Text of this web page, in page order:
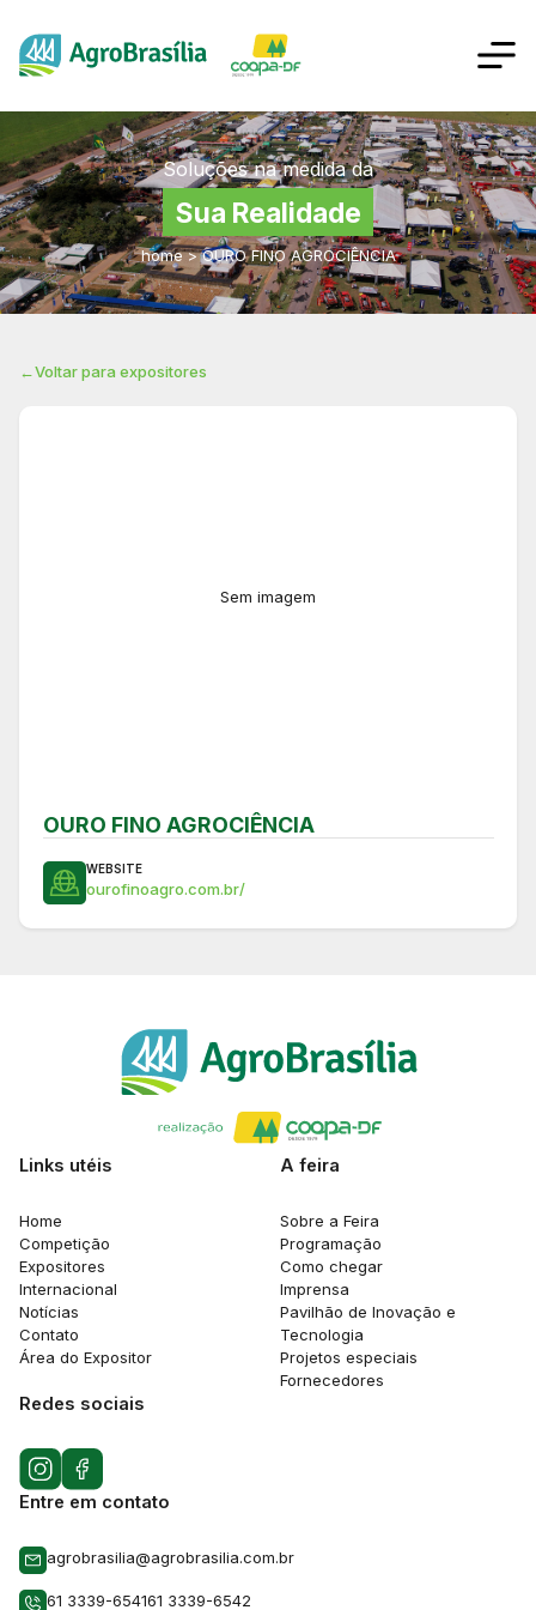
Soluções na medida da
Sua Realidade
home > OURO FINO AGROCIÊNCIA
←Voltar para expositores
Sem imagem
OURO FINO AGROCIÊNCIA
WEBSITE
ourofinoagro.com.br/
Links utéis
Home
Competição
Expositores
Internacional
Notícias
Contato
Área do Expositor
A feira
Sobre a Feira
Programação
Como chegar
Imprensa
Pavilhão de Inovação e
Tecnologia
Projetos especiais
Fornecedores
Redes sociais
Entre em contato
agrobrasilia@agrobrasilia.com.br
61 3339-654161 3339-6542